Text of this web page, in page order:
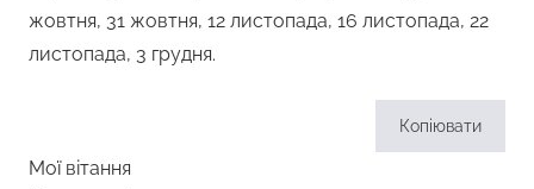
жовтня, 31 жовтня, 12 листопада, 16 листопада, 22
листопада, 3 грудня.
Копіювати
Мої вітання